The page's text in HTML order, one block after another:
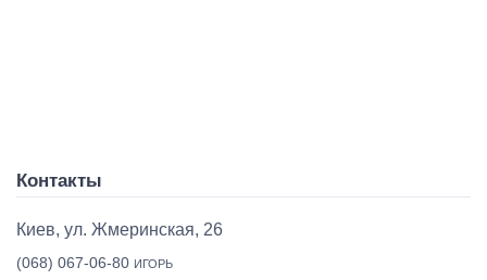
Контакты
Киев, ул. Жмеринская, 26
(068) 067-06-80 ИГОРЬ